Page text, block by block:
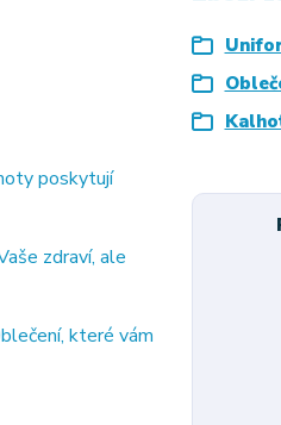
poskytují
zdraví, ale
které vám